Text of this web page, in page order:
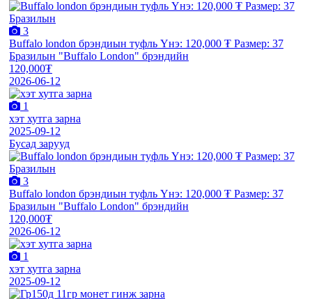
3
Buffalo london брэндиын туфль Үнэ: 120,000 ₮ Размер: 37
Бразилын "Buffalo London" брэндийн
120,000₮
2026-06-12
1
хэт хутга зарна
2025-09-12
Бусад зарууд
3
Buffalo london брэндиын туфль Үнэ: 120,000 ₮ Размер: 37
Бразилын "Buffalo London" брэндийн
120,000₮
2026-06-12
1
хэт хутга зарна
2025-09-12